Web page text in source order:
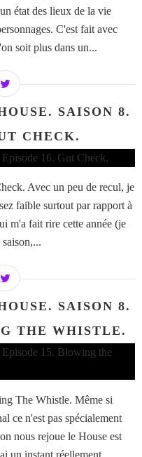
état des lieux de la vie
C'est fait avec
soit plus dans un...
SAISON 8.
CHECK.
Avec un peu de recul, je
faible surtout par rapport à
m'a fait rire cette année (je
SAISON 8.
THE WHISTLE.
The Whistle. Même si
ce n'est pas spécialement
nous rejoue le House est